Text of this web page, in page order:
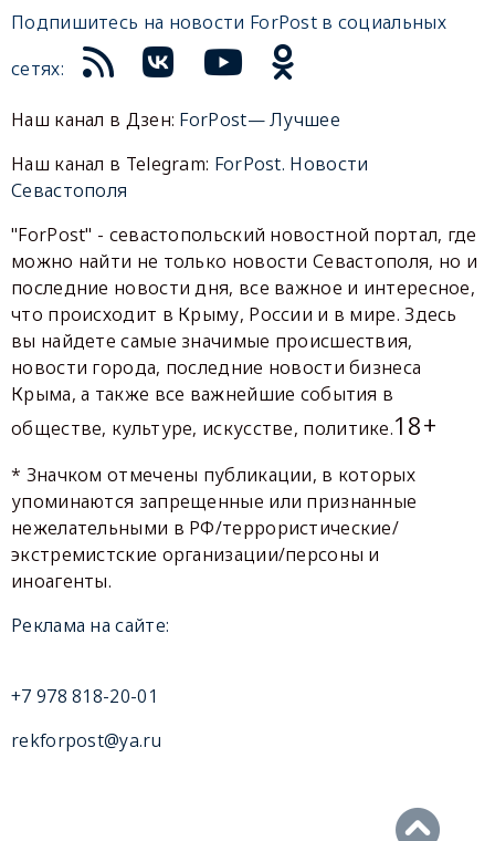
Подпишитесь на новости ForPost в социальных
сетях:
Наш канал в Дзен: ForPost— Лучшее
Наш канал в Telegram: ForPost. Новости
Севастополя
"ForPost" - севастопольский новостной портал, где
можно найти не только новости Севастополя, но и
последние новости дня, все важное и интересное,
что происходит в Крыму, России и в мире. Здесь
вы найдете самые значимые происшествия,
новости города, последние новости бизнеса
Крыма, а также все важнейшие события в
обществе, культуре, искусстве, политике.18+
* Значком отмечены публикации, в которых
упоминаются запрещенные или признанные
нежелательными в РФ/террористические/
экстремистские организации/персоны и
иноагенты.
Реклама на сайте:
+7 978 818-20-01
rekforpost@ya.ru